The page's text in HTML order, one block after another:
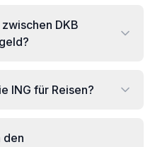
DKB
ING für Reisen?
den